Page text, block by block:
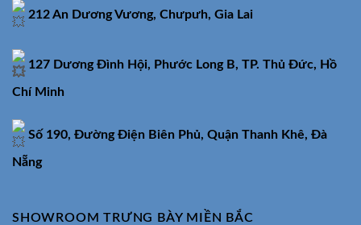
212 An Dương Vương, Chưpưh, Gia Lai
127 Dương Đình Hội, Phước Long B, TP. Thủ Đức, Hồ
Chí Minh
Số 190, Đường Điện Biên Phủ, Quận Thanh Khê, Đà
Nẵng
SHOWROOM TRƯNG BÀY MIỀN BẮC